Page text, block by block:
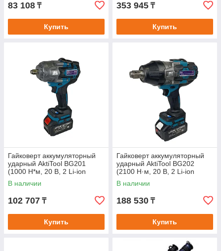
83 108 ₸
Купить
353 945 ₸
Купить
Гайковерт аккумуляторный
ударный AktiTool BG201
(1000 Н*м, 20 В, 2 Li-ion
аккум. 4000 mAh)
В наличии
102 707 ₸
Купить
Гайковерт аккумуляторный
ударный AktiTool BG202
(2100 Н·м, 20 В, 2 Li-ion
аккум. 4000 mAh)
В наличии
188 530 ₸
Купить